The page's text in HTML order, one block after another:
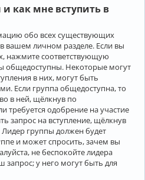
и как мне вступить в
обо всех существующих
вашем личном разделе. Если вы
нажмите соответствующую
общедоступны. Некоторые могут
в них, могут быть
Если группа общедоступна, то
в ней, щёлкнув по
требуется одобрение на участие
запрос на вступление, щёлкнув
группы должен будет
и может спросить, зачем вы
не беспокойте лидера
запрос; у него могут быть для